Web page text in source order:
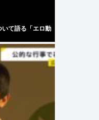
て語る「エロ動